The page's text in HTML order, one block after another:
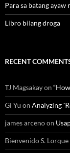
Para sa batang ayaw
Libro bilang droga
RECENT
TJ Magsakayon
Gi Yu on Analyzing
james arcenoon
Bienvenido S. Lorque